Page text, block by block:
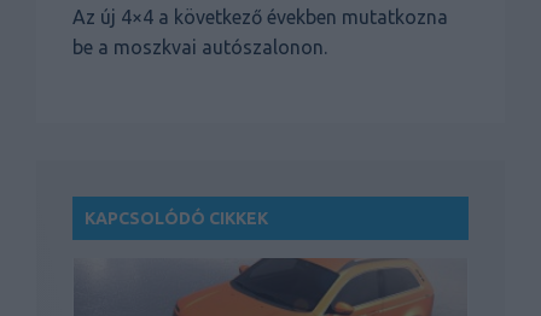
Az új 4×4 a következő években mutatkozna
be a moszkvai autószalonon.
KAPCSOLÓDÓ CIKKEK